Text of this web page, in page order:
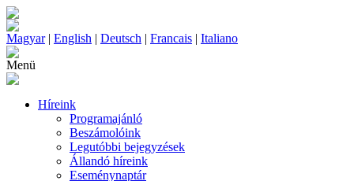
Magyar| English | Deutsch | Francais | Italiano
Menü
Híreink
Programajánló
Beszámolóink
Legutóbbi bejegyzések
Állandó híreink
Eseménynaptár